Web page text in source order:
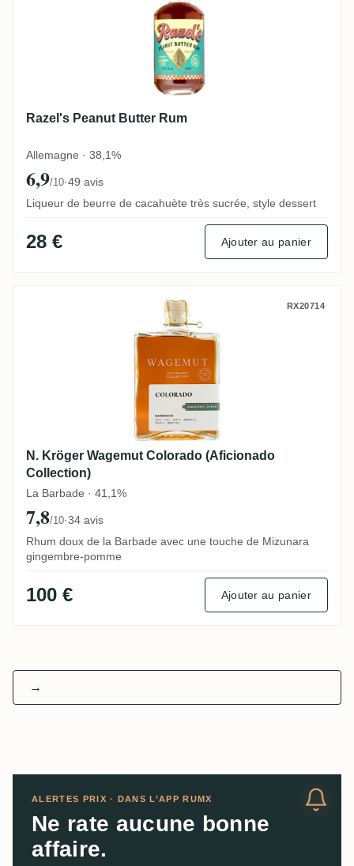
Razel's Peanut Butter Rum
Allemagne · 38,1%
6,9/10·49 avis
Liqueur de beurre de cacahuète très sucrée, style dessert
28 € Ajouter au panier
N. Kröger Wagemut Colorado RX20714
N. Kröger Wagemut Colorado (Aficionado
Collection)
La Barbade · 41,1%
7,8/10·34 avis
Rhum doux de la Barbade avec une touche de Mizunara
gingembre-pomme
100 € Ajouter au panier
→
ALERTES PRIX · DANS L’APP RUMX
Ne rate aucune bonne
affaire.